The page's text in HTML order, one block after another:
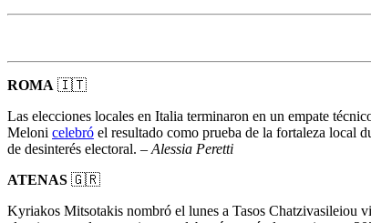
ROMA 🇮🇹
Las elecciones locales en Italia terminaron en un empate
Meloni celebró el resultado como prueba de la fortaleza local
de desinterés electoral. – Alessia Peretti
ATENAS 🇬🇷
Kyriakos Mitsotakis nombró el lunes a Tasos Chatzivasileiou